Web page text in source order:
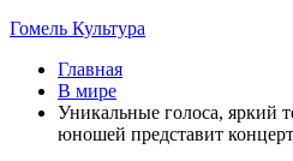
Гомель Культура
Главная
В мире
Уникальные голоса, яркий
юношей представит